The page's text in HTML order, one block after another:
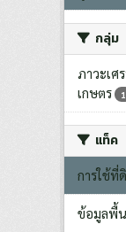
กลุ่ม
ภาวะเศ
เกษตร
1
แท็ค
การใช้ที่
ข้อมูลพื้